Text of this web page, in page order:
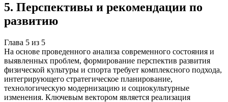
5. Перспективы и рекомендации по
развитию
Глава 5 из 5
На основе проведенного анализа современного состояния и
выявленных проблем, формирование перспектив развития
физической культуры и спорта требует комплексного подхода,
интегрирующего стратегическое планирование,
технологическую модернизацию и социокультурные
изменения. Ключевым вектором является реализация